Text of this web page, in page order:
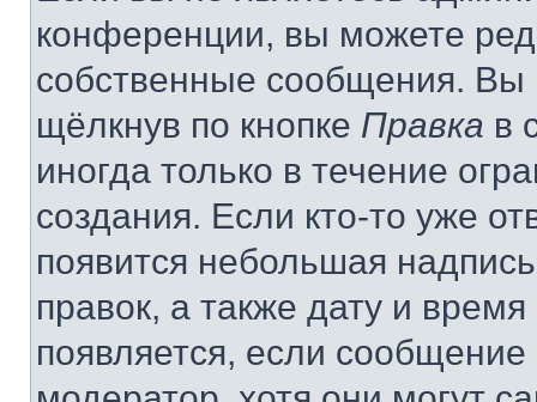
конференции, вы можете
собственные сообщения. Вы
щёлкнув по кнопке Правка в
иногда только в течение
создания. Если кто-то уже
появится небольшая
правок, а также дату и
появляется, если